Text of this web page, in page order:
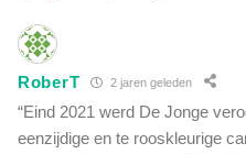
RoberT 2 jaren geleden
“Eind 2021 werd De Jonge
eenzijdige en te rooskleurige